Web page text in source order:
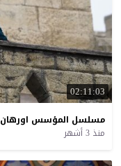
02:11:03
مسلسل المؤسس اورهان
منذ 3 أشهر